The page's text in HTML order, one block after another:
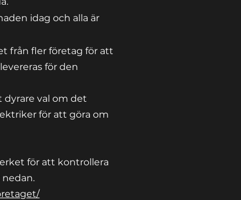
idag och alla är
från fler företag för att
levereras för den
dyrare val om det
för att göra om
för att kontrollera
nedan.